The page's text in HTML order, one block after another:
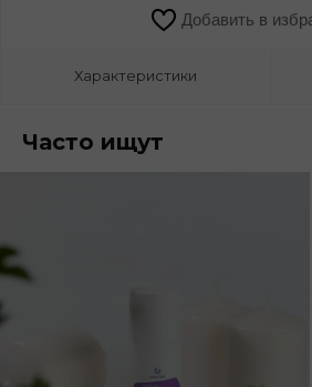
Добавить в
Характеристики
Часто ищут